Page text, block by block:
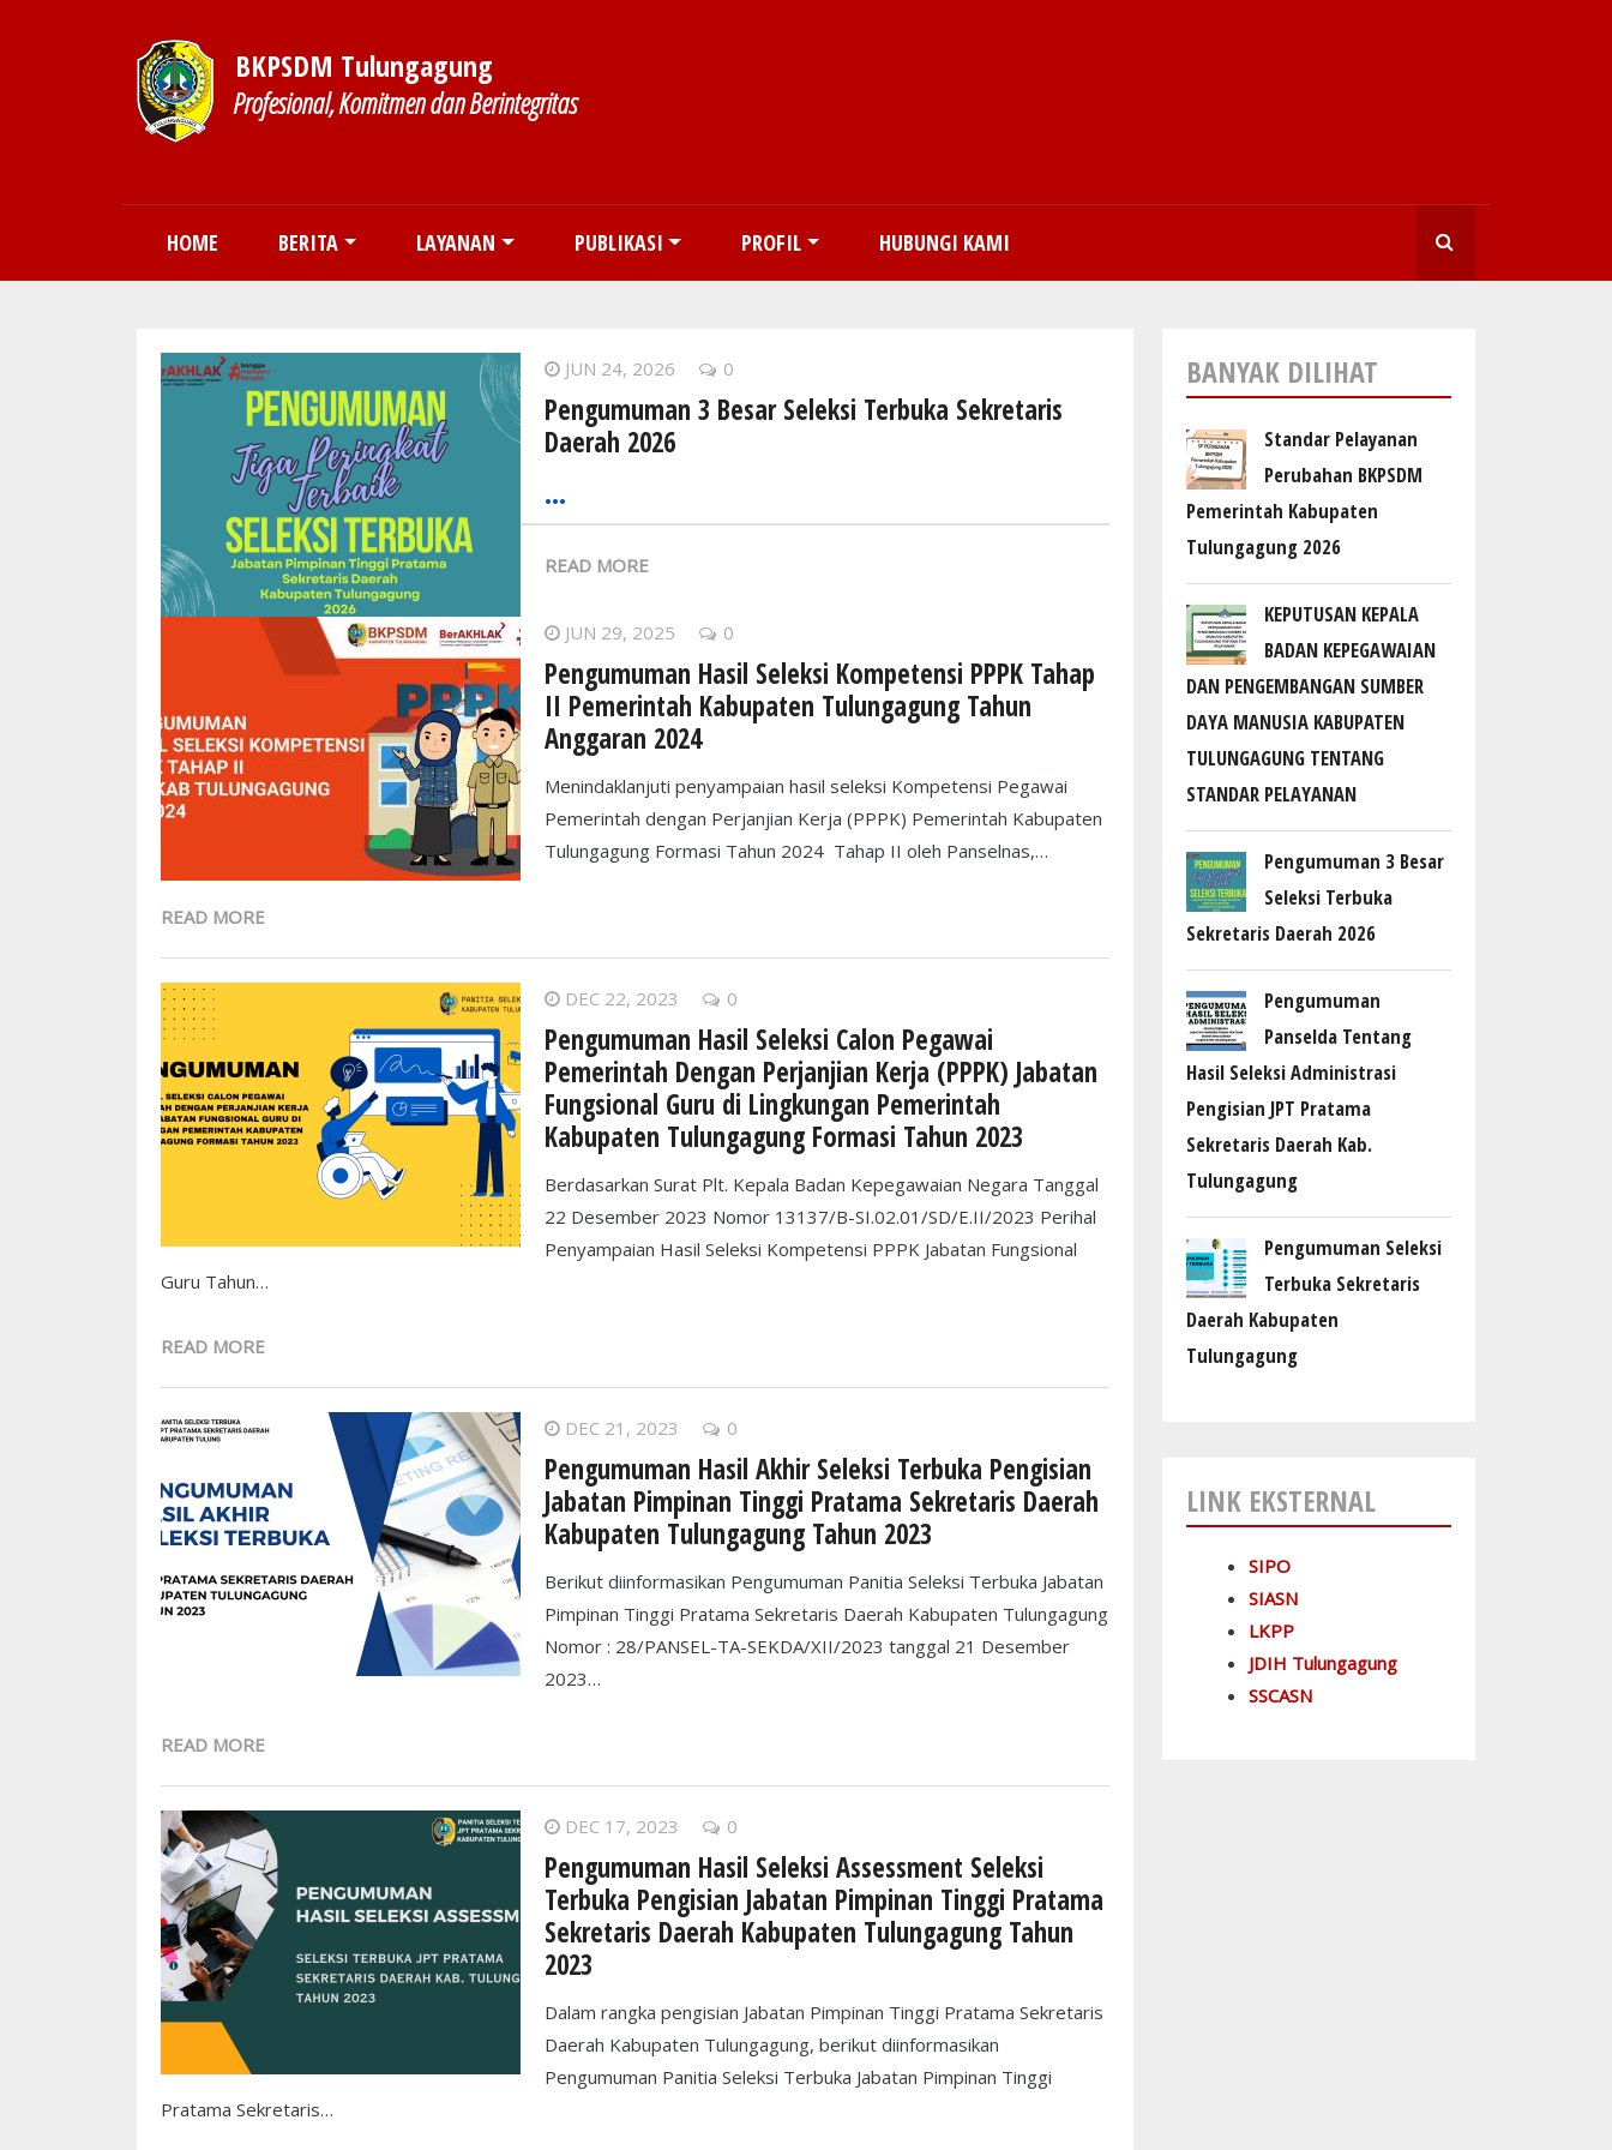
BKPSDM Tulungagung
Profesional, Komitmen dan Berintegritas
HOME BERITA LAYANAN PUBLIKASI PROFIL HUBUNGI KAMI
JUN 24, 2026 0
Pengumuman 3 Besar Seleksi Terbuka Sekretaris
Daerah 2026
…
READ MORE
JUN 29, 2025 0
Pengumuman Hasil Seleksi Kompetensi PPPK Tahap
II Pemerintah Kabupaten Tulungagung Tahun
Anggaran 2024
Menindaklanjuti penyampaian hasil seleksi Kompetensi Pegawai
Pemerintah dengan Perjanjian Kerja (PPPK) Pemerintah Kabupaten
Tulungagung Formasi Tahun 2024 Tahap II oleh Panselnas,…
READ MORE
DEC 22, 2023 0
Pengumuman Hasil Seleksi Calon Pegawai
Pemerintah Dengan Perjanjian Kerja (PPPK) Jabatan
Fungsional Guru di Lingkungan Pemerintah
Kabupaten Tulungagung Formasi Tahun 2023
Berdasarkan Surat Plt. Kepala Badan Kepegawaian Negara Tanggal
22 Desember 2023 Nomor 13137/B-SI.02.01/SD/E.II/2023 Perihal
Penyampaian Hasil Seleksi Kompetensi PPPK Jabatan Fungsional
Guru Tahun…
READ MORE
DEC 21, 2023 0
Pengumuman Hasil Akhir Seleksi Terbuka Pengisian
Jabatan Pimpinan Tinggi Pratama Sekretaris Daerah
Kabupaten Tulungagung Tahun 2023
Berikut diinformasikan Pengumuman Panitia Seleksi Terbuka Jabatan
Pimpinan Tinggi Pratama Sekretaris Daerah Kabupaten Tulungagung
Nomor : 28/PANSEL-TA-SEKDA/XII/2023 tanggal 21 Desember
2023…
READ MORE
DEC 17, 2023 0
Pengumuman Hasil Seleksi Assessment Seleksi
Terbuka Pengisian Jabatan Pimpinan Tinggi Pratama
Sekretaris Daerah Kabupaten Tulungagung Tahun
2023
Dalam rangka pengisian Jabatan Pimpinan Tinggi Pratama Sekretaris
Daerah Kabupaten Tulungagung, berikut diinformasikan
Pengumuman Panitia Seleksi Terbuka Jabatan Pimpinan Tinggi
Pratama Sekretaris…
BANYAK DILIHAT
Standar Pelayanan
Perubahan BKPSDM
Pemerintah Kabupaten
Tulungagung 2026
KEPUTUSAN KEPALA
BADAN KEPEGAWAIAN
DAN PENGEMBANGAN SUMBER
DAYA MANUSIA KABUPATEN
TULUNGAGUNG TENTANG
STANDAR PELAYANAN
Pengumuman 3 Besar
Seleksi Terbuka
Sekretaris Daerah 2026
Pengumuman
Panselda Tentang
Hasil Seleksi Administrasi
Pengisian JPT Pratama
Sekretaris Daerah Kab.
Tulungagung
Pengumuman Seleksi
Terbuka Sekretaris
Daerah Kabupaten
Tulungagung
LINK EKSTERNAL
SIPO
SIASN
LKPP
JDIH Tulungagung
SSCASN